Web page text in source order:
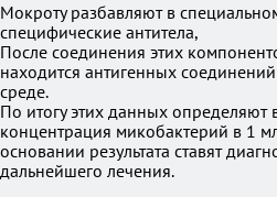
Мокроту разбавляют в
специфические антитела,
После соединения этих
находится антигенных
среде.
По итогу этих данных определяют
концентрация микобактерий в 1
основании результата ставят
дальнейшего лечения.